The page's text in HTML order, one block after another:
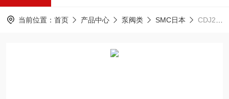
当前位置： 首页 产品中心 泵阀类 SMC日本 CDJ2B16-40Z-B日本SMC 原装气缸低泄漏精密传动